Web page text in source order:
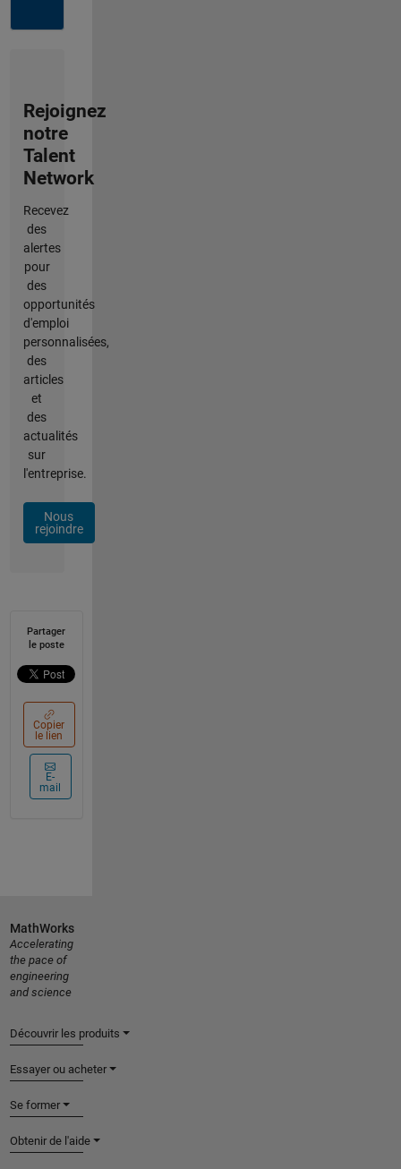
Rejoignez
notre
Talent
Network
Recevez
des
alertes
pour
des
opportunités
d'emploi
personnalisées,
des
articles
et
des
actualités
sur
l'entreprise.
Nous
rejoindre
Partager
le poste
Copier
le lien
E-
mail
MathWorks
Accelerating
the pace of
engineering
and science
Découvrir les produits
Essayer ou acheter
Se former
Obtenir de l'aide